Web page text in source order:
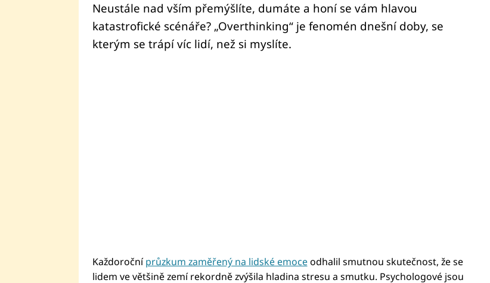
Neustále nad vším přemýšlíte, dumáte a honí se vám hlavou
katastrofické scénáře? „Overthinking“ je fenomén dnešní doby, se
kterým se trápí víc lidí, než si myslíte.
Každoročníprůzkum zaměřený na lidské emoceodhalil smutnou skutečnost, že se
lidem ve většině zemí rekordně zvýšila hladina stresu a smutku. Psychologové jsou